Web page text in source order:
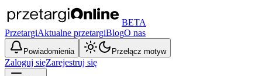
BETA
PrzetargiAktualne przetargiBlogO nas
Powiadomienia Przełącz motyw
Zaloguj sięZarejestruj się